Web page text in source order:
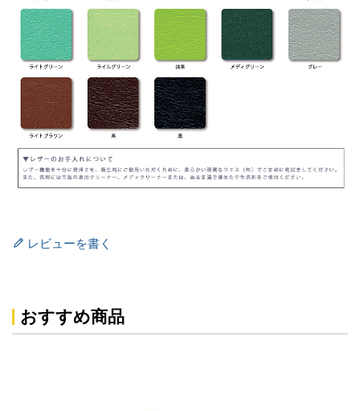
レビューを書く
おすすめ商品